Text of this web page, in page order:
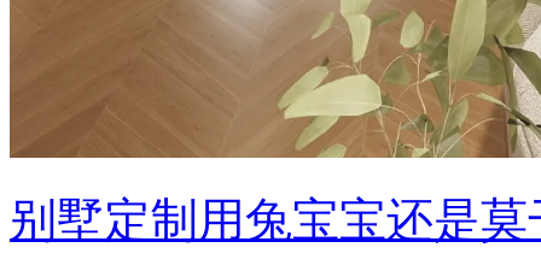
别墅定制用兔宝宝还是莫